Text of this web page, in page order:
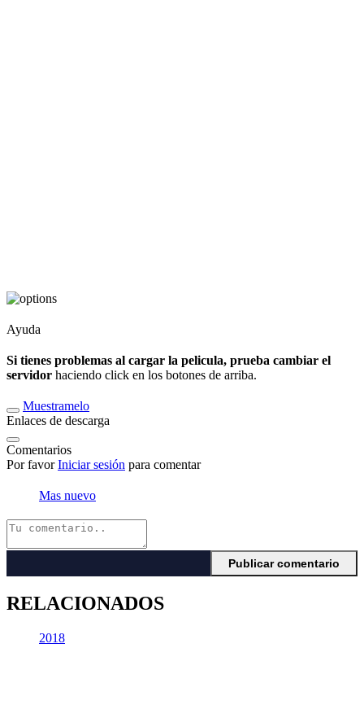
Ayuda
Si tienes problemas al cargar la pelicula, prueba cambiar el
servidor haciendo click en los botones de arriba.
Muestramelo
Enlaces de descarga
Comentarios
Por favorIniciar sesión para comentar
Mas nuevo
RELACIONADOS
2018